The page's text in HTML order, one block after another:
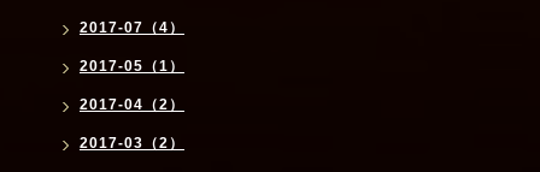
2017-07（4）
2017-05（1）
2017-04（2）
2017-03（2）